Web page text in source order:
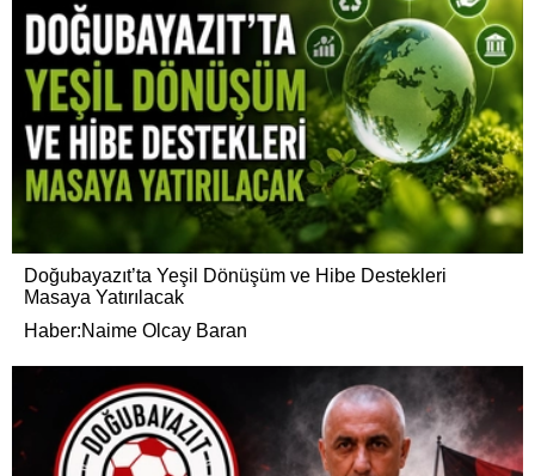
Doğubayazıt’ta Yeşil Dönüşüm ve Hibe Destekleri
Masaya Yatırılacak
Haber:Naime Olcay Baran